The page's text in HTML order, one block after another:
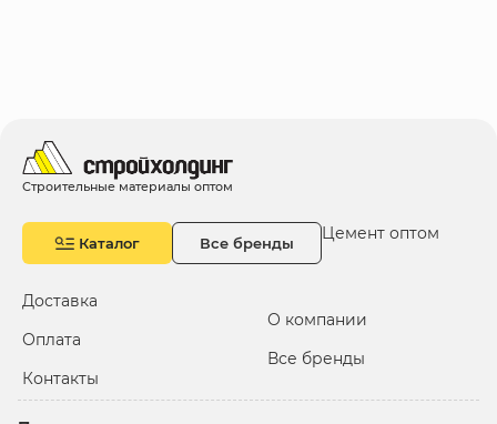
Строительные материалы оптом
Каталог Все бренды Цемент оптом
Доставка
Оплата
Контакты
О компании
Все бренды